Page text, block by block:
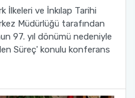
ve İnkılap Tarihi
Müdürlüğü tarafından
97. yıl dönümü nedeniyle
Süreç' konulu konferans